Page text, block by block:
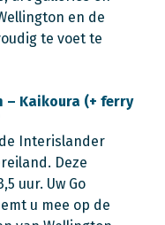
en de
te voet te
Kaikoura (+ ferry
Interislander
Deze
uur. Uw Go
u mee op de